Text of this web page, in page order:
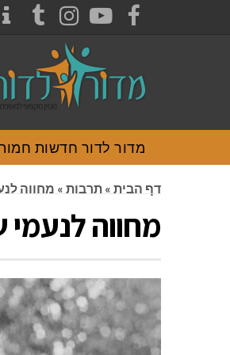
FACEBOOK
YOUTUBE
מדור לדור חדשות
דף הבית » תרבות » מחווה
מחווה